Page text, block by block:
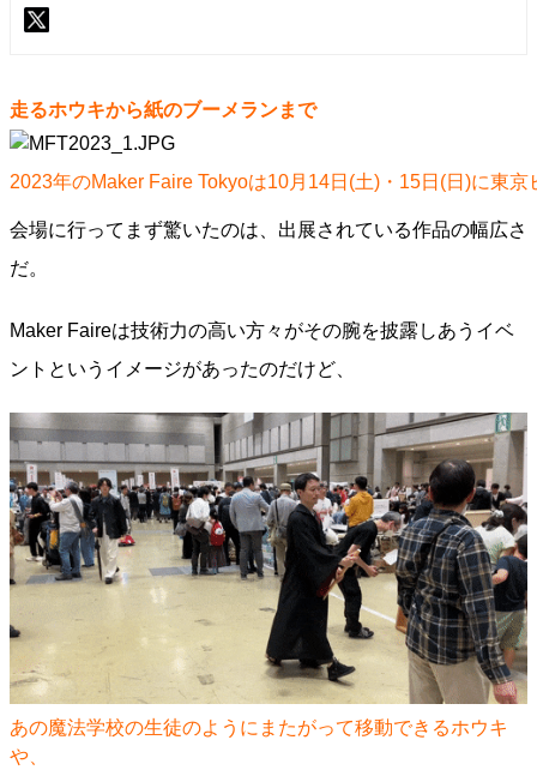
走るホウキから紙のブーメランまで
2023年のMaker Faire Tokyoは10月14日(土)・15日(日)に東
会場に行ってまず驚いたのは、出展されている作品の幅広さ
だ。
Maker Faireは技術力の高い方々がその腕を披露しあうイベ
ントというイメージがあったのだけど、
あの魔法学校の生徒のようにまたがって移動できるホウキ
や、